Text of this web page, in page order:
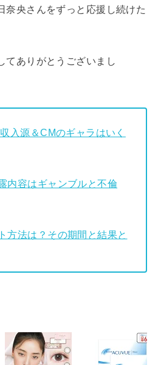
奈央さんをずっと応援し続けた
てありがとうございまし
入源＆CMのギャラはいく
内容はギャンブルと不倫
方法は？その期間と結果と